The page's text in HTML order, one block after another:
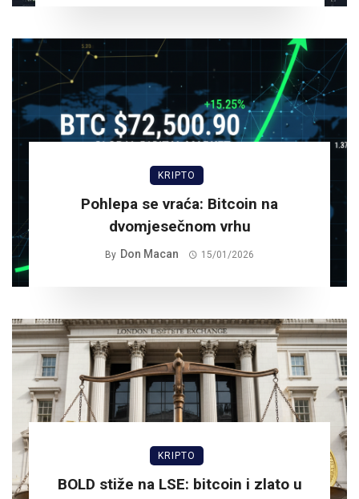
KRIPTO
Pohlepa se vraća: Bitcoin na
dvomjesečnom vrhu
By Don Macan 15/01/2026
KRIPTO
BOLD stiže na LSE: bitcoin i zlato u